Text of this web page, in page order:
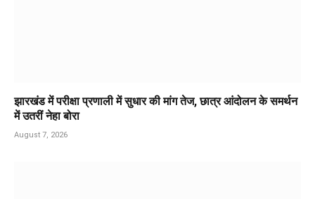
झारखंड में परीक्षा प्रणाली में सुधार की मांग तेज, छात्र आंदोलन के समर्थन
में उतरीं नेहा बोरा
August 7, 2026